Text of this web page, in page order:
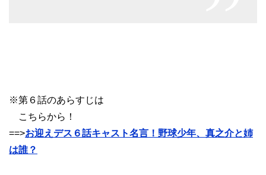
※第６話のあらすじは
こちらから！
==>お迎えデス６話キャスト名言！野球少年、真之介と姉
は誰？